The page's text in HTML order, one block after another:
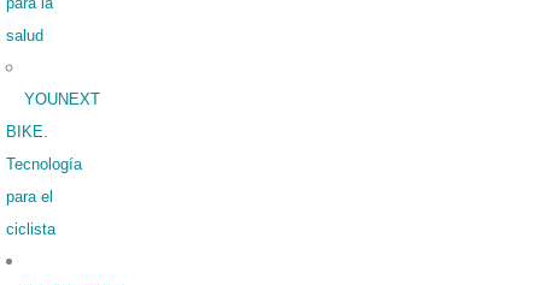
salud
YOUNEXT
BIKE.
Tecnología
para el
ciclista